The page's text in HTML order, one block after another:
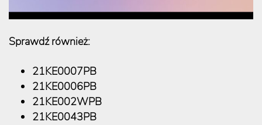
Sprawdź również:
21KE0007PB
21KE0006PB
21KE002WPB
21KE0043PB